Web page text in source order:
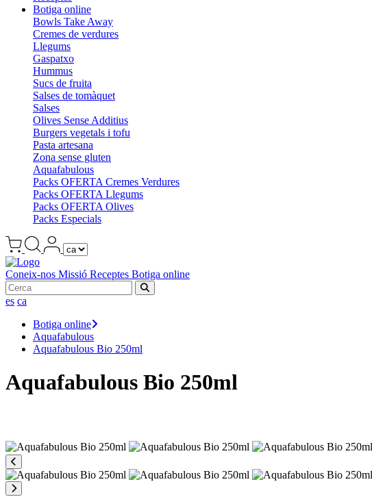
Botiga online
Bowls Take Away
Cremes de verdures
Llegums
Gaspatxo
Hummus
Sucs de fruita
Salses de tomàquet
Salses
Olives Sense Additius
Burgers vegetals i tofu
Pasta artesana
Zona sense gluten
Aquafabulous
Packs OFERTA Cremes Verdures
Packs OFERTA Llegums
Packs OFERTA Olives
Packs Especials
Coneix-nos Missió Receptes Botiga online
es ca
Botiga online
Aquafabulous
Aquafabulous Bio 250ml
Aquafabulous Bio 250ml